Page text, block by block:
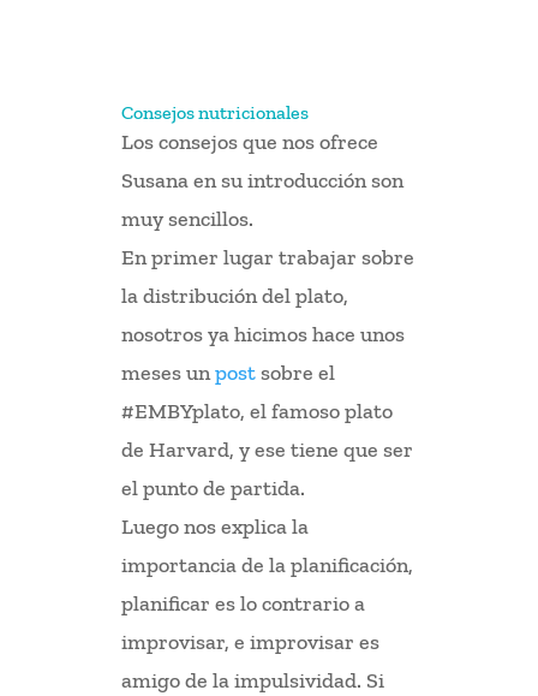
Consejos nutricionales
Los consejos que nos ofrece
Susana en su introducción son
muy sencillos.
En primer lugar trabajar sobre
la distribución del plato,
nosotros ya hicimos hace unos
meses unpostsobre el
#EMBYplato, el famoso plato
de Harvard, y ese tiene que ser
el punto de partida.
Luego nos explica la
importancia de la planificación,
planificar es lo contrario a
improvisar, e improvisar es
amigo de la impulsividad. Si